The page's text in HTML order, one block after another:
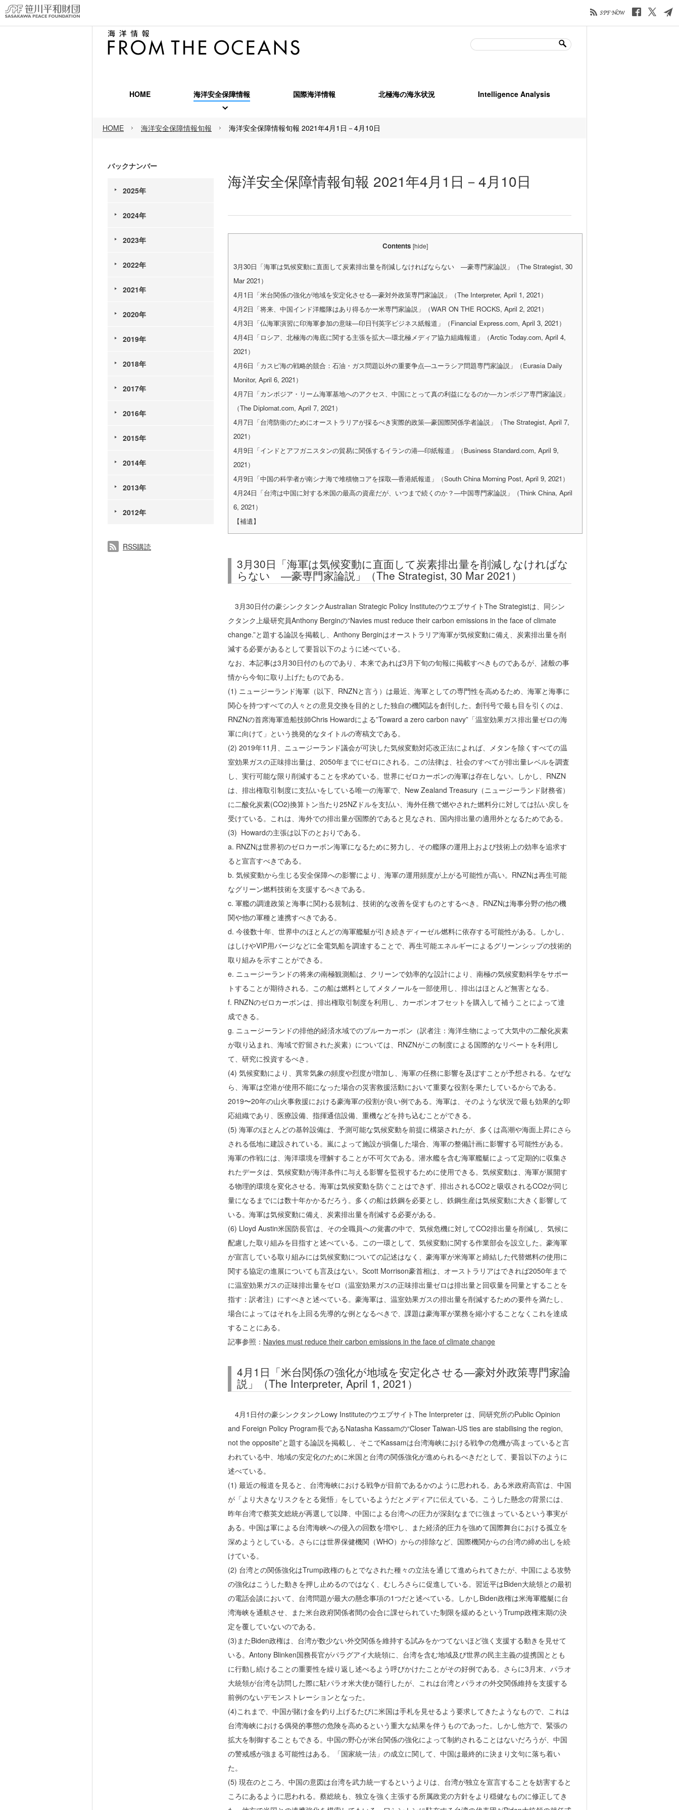
HOME 海洋安全保障情報
海洋安全保障情報旬報
OPRF MARINT Monthly Report
国際海洋情報 北極海の海氷状況 Intelligence Analysis
HOME 海洋安全保障情報旬報 海洋安全保障情報旬報 2021年4月1日－4月10日
海洋安全保障情報旬報 2021年4月1日－4月10日
Contents [hide]
3月30日「海軍は気候変動に直面して炭素排出量を削減しなければならない ―豪専門家論説」（The Strategist, 30
Mar 2021）
4月1日「米台関係の強化が地域を安定化させる―豪対外政策専門家論説」（The Interpreter, April 1, 2021）
4月2日「将来、中国インド洋艦隊はあり得るかー米専門家論説」（WAR ON THE ROCKS, April 2, 2021）
4月3日「仏海軍演習に印海軍参加の意味―印日刊英字ビジネス紙報道」（Financial Express.com, April 3, 2021）
4月4日「ロシア、北極海の海底に関する主張を拡大―環北極メディア協力組織報道」（Arctic Today.com, April 4,
2021）
4月6日「カスピ海の戦略的競合：石油・ガス問題以外の重要争点―ユーラシア問題専門家論説」（Eurasia Daily
Monitor, April 6, 2021）
4月7日「カンボジア・リーム海軍基地へのアクセス、中国にとって真の利益になるのか―カンボジア専門家論説」
（The Diplomat.com, April 7, 2021）
4月7日「台湾防衛のためにオーストラリアが採るべき実際的政策―豪国際関係学者論説」（The Strategist, April 7,
2021）
4月9日「インドとアフガニスタンの貿易に関係するイランの港―印紙報道」（Business Standard.com, April 9,
2021）
4月9日「中国の科学者が南シナ海で堆積物コアを採取―香港紙報道」（South China Morning Post, April 9, 2021）
4月24日「台湾は中国に対する米国の最高の資産だが、いつまで続くのか？―中国専門家論説」（Think China, April
6, 2021）
【補遺】
3月30日「海軍は気候変動に直面して炭素排出量を削減しなければな
らない ―豪専門家論説」（The Strategist, 30 Mar 2021）
3月30日付の豪シンクタンクAustralian Strategic Policy InstituteのウエブサイトThe Strategistは、同シン
クタンク上級研究員Anthony Berginの“Navies must reduce their carbon emissions in the face of climate
change.”と題する論説を掲載し、Anthony Berginはオーストラリア海軍が気候変動に備え、炭素排出量を削
減する必要があるとして要旨以下のように述べている。
なお、本記事は3月30日付のものであり、本来であれば3月下旬の旬報に掲載すべきものであるが、諸般の事
情から今旬に取り上げたものである。
(1) ニュージーランド海軍（以下、RNZNと言う）は最近、海軍としての専門性を高めるため、海軍と海事に
関心を持つすべての人々との意見交換を目的とした独自の機関誌を創刊した。創刊号で最も目を引くのは、
RNZNの首席海軍造船技師Chris Howardによる”Toward a zero carbon navy”「温室効果ガス排出量ゼロの海
軍に向けて」という挑発的なタイトルの寄稿文である。
(2) 2019年11月、ニュージーランド議会が可決した気候変動対応改正法によれば、メタンを除くすべての温
室効果ガスの正味排出量は、2050年までにゼロにされる。この法律は、社会のすべてが排出量レベルを調査
し、実行可能な限り削減することを求めている。世界にゼロカーボンの海軍は存在しない。しかし、RNZN
は、排出権取引制度に支払いをしている唯一の海軍で、New Zealand Treasury（ニュージーランド財務省）
に二酸化炭素(CO2)換算トン当たり25NZドルを支払い、海外任務で燃やされた燃料分に対しては払い戻しを
受けている。これは、海外での排出量が国際的であると見なされ、国内排出量の適用外となるためである。
(3) Howardの主張は以下のとおりである。
a. RNZNは世界初のゼロカーボン海軍になるために努力し、その艦隊の運用上および技術上の効率を追求す
ると宣言すべきである。
b. 気候変動から生じる安全保障への影響により、海軍の運用頻度が上がる可能性が高い。RNZNは再生可能
なグリーン燃料技術を支援するべきである。
c. 軍艦の調達政策と海事に関わる規制は、技術的な改善を促すものとするべき。RNZNは海事分野の他の機
関や他の軍種と連携すべきである。
d. 今後数十年、世界中のほとんどの海軍艦艇が引き続きディーゼル燃料に依存する可能性がある。しかし、
はしけやVIP用バージなどに全電気船を調達することで、再生可能エネルギーによるグリーンシップの技術的
取り組みを示すことができる。
e. ニュージーランドの将来の南極観測船は、クリーンで効率的な設計により、南極の気候変動科学をサポー
トすることが期待される。この船は燃料としてメタノールを一部使用し、排出はほとんど無害となる。
f. RNZNのゼロカーボンは、排出権取引制度を利用し、カーボンオフセットを購入して補うことによって達
成できる。
g. ニュージーランドの排他的経済水域でのブルーカーボン（訳者注：海洋生物によって大気中の二酸化炭素
が取り込まれ、海域で貯留された炭素）については、RNZNがこの制度による国際的なリベートを利用し
て、研究に投資するべき。
(4) 気候変動により、異常気象の頻度や烈度が増加し、海軍の任務に影響を及ぼすことが予想される。なぜな
ら、海軍は空港が使用不能になった場合の災害救援活動において重要な役割を果たしているからである。
2019〜20年の山火事救援における豪海軍の役割が良い例である。海軍は、そのような状況で最も効果的な即
応組織であり、医療設備、指揮通信設備、重機などを持ち込むことができる。
(5) 海軍のほとんどの基幹設備は、予測可能な気候変動を前提に構築されたが、多くは高潮や海面上昇にさら
される低地に建設されている。嵐によって施設が損傷した場合、海軍の整備計画に影響する可能性がある。
海軍の作戦には、海洋環境を理解することが不可欠である。潜水艦を含む海軍艦艇によって定期的に収集さ
れたデータは、気候変動が海洋条件に与える影響を監視するために使用できる。気候変動は、海軍が展開す
る物理的環境を変化させる。海軍は気候変動を防ぐことはできず、排出されるCO2と吸収されるCO2が同じ
量になるまでには数十年かかるだろう。多くの船は鉄鋼を必要とし、鉄鋼生産は気候変動に大きく影響して
いる。海軍は気候変動に備え、炭素排出量を削減する必要がある。
(6) Lloyd Austin米国防長官は、その全職員への覚書の中で、気候危機に対してCO2排出量を削減し、気候に
配慮した取り組みを目指すと述べている。この一環として、気候変動に関する作業部会を設立した。豪海軍
が宣言している取り組みには気候変動についての記述はなく、豪海軍が米海軍と締結した代替燃料の使用に
関する協定の進展についても言及はない。Scott Morrison豪首相は、オーストラリアはできれば2050年まで
に温室効果ガスの正味排出量をゼロ（温室効果ガスの正味排出量ゼロは排出量と回収量を同量とすることを
指す：訳者注）にすべきと述べている。豪海軍は、温室効果ガスの排出量を削減するための要件を満たし、
場合によってはそれを上回る先導的な例となるべきで、課題は豪海軍が業務を縮小することなくこれを達成
することにある。
記事参照： Navies must reduce their carbon emissions in the face of climate change
4月1日「米台関係の強化が地域を安定化させる―豪対外政策専門家論
説」（The Interpreter, April 1, 2021）
4月1日付の豪シンクタンクLowy InstituteのウエブサイトThe Interpreter は、同研究所のPublic Opinion
and Foreign Policy Program長であるNatasha Kassamの“Closer Taiwan-US ties are stabilising the region,
not the opposite”と題する論説を掲載し、そこでKassamは台湾海峡における戦争の危機が高まっていると言
われている中、地域の安定化のために米国と台湾の関係強化が進められるべきだとして、要旨以下のように
述べている。
(1) 最近の報道を見ると、台湾海峡における戦争が目前であるかのように思われる。ある米政府高官は、中国
が「より大きなリスクをとる覚悟」をしているようだとメディアに伝えている。こうした懸念の背景には、
昨年台湾で蔡英文総統が再選して以降、中国による台湾への圧力が深刻なまでに強まっているという事実が
ある。中国は軍による台湾海峡への侵入の回数を増やし、また経済的圧力を強めて国際舞台における孤立を
深めようとしている。さらには世界保健機関（WHO）からの排除など、国際機関からの台湾の締め出しを続
けている。
(2) 台湾との関係強化はTrump政権のもとでなされた種々の立法を通じて進められてきたが、中国による攻勢
の強化はこうした動きを押し止めるのではなく、むしろさらに促進している。習近平はBiden大統領との最初
の電話会談において、台湾問題が最大の懸念事項の1つだと述べている。しかしBiden政権は米海軍艦艇に台
湾海峡を通航させ、また米台政府関係者間の会合に課せられていた制限を緩めるというTrump政権末期の決
定を覆していないのである。
(3)またBiden政権は、台湾が数少ない外交関係を維持する試みをかつてないほど強く支援する動きを見せて
いる。Antony Blinken国務長官がパラグアイ大統領に、台湾を含む地域及び世界の民主主義の提携国ととも
に行動し続けることの重要性を繰り返し述べるよう呼びかけたことがその好例である。さらに3月末、パラオ
大統領が台湾を訪問した際に駐パラオ米大使が随行したが、これは台湾とパラオの外交関係維持を支援する
前例のないデモンストレーションとなった。
(4)これまで、中国が賭け金を釣り上げるたびに米国は手札を見せるよう要求してきたようなもので、これは
台湾海峡における偶発的事態の危険を高めるという重大な結果を伴うものであった。しかし他方で、緊張の
拡大を制御することもできる。中国の野心が米台関係の強化によって制約されることはないだろうが、中国
の警戒感が強まる可能性はある。「国家統一法」の成立に関して、中国は最終的に決まり文句に落ち着い
た。
(5) 現在のところ、中国の意図は台湾を武力統一するというよりは、台湾が独立を宣言することを妨害すると
ころにあるように思われる。蔡総統も、独立を強く主張する所属政党の方針をより穏健なものに修正してき
バックナンバー
2025年
2024年
2023年
2022年
2021年
2020年
2019年
2018年
2017年
2016年
2015年
2014年
2013年
2012年
RSS購読